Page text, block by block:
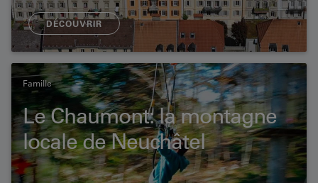
DÉCOUVRIR
Famille
Le Chaumont: la montagne
locale de Neuchâtel